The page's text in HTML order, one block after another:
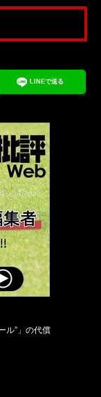
LINEで送る
ル”」の代償